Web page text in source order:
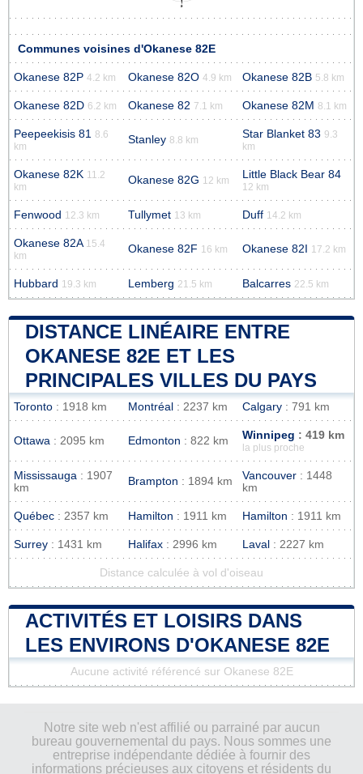
Communes voisines d'Okanese 82E
Okanese 82P 4.2 km Okanese 82O 4.9 km Okanese 82B 5.8 km
Okanese 82D 6.2 km Okanese 82 7.1 km Okanese 82M 8.1 km
Peepeekisis 81
8.6
km
Stanley 8.8 km Star Blanket 83 9.3
km
Okanese 82K 11.2
km
Okanese 82G 12 km Little Black Bear 84
12 km
Fenwood 12.3 km Tullymet 13 km Duff 14.2 km
Okanese 82A 15.4
km
Okanese 82F 16 km Okanese 82I 17.2 km
Hubbard 19.3 km Lemberg 21.5 km Balcarres 22.5 km
DISTANCE LINÉAIRE ENTRE
OKANESE 82E ET LES
PRINCIPALES VILLES DU PAYS
Toronto : 1918 km Montréal : 2237 km Calgary : 791 km
Ottawa : 2095 km Edmonton : 822 km Winnipeg : 419 km
la plus proche
Mississauga : 1907
km
Brampton : 1894 km Vancouver : 1448
km
Québec : 2357 km Hamilton : 1911 km Hamilton : 1911 km
Surrey : 1431 km Halifax : 2996 km Laval : 2227 km
Distance calculée à vol d'oiseau
ACTIVITÉS ET LOISIRS DANS
LES ENVIRONS D'OKANESE 82E
Aucune activité référencé sur Okanese 82E
Notre site web n'est affilié ou parrainé par aucun
bureau gouvernemental du pays. Nous sommes une
entreprise indépendante dédiée à fournir des
informations précieuses aux citoyens et résidents du